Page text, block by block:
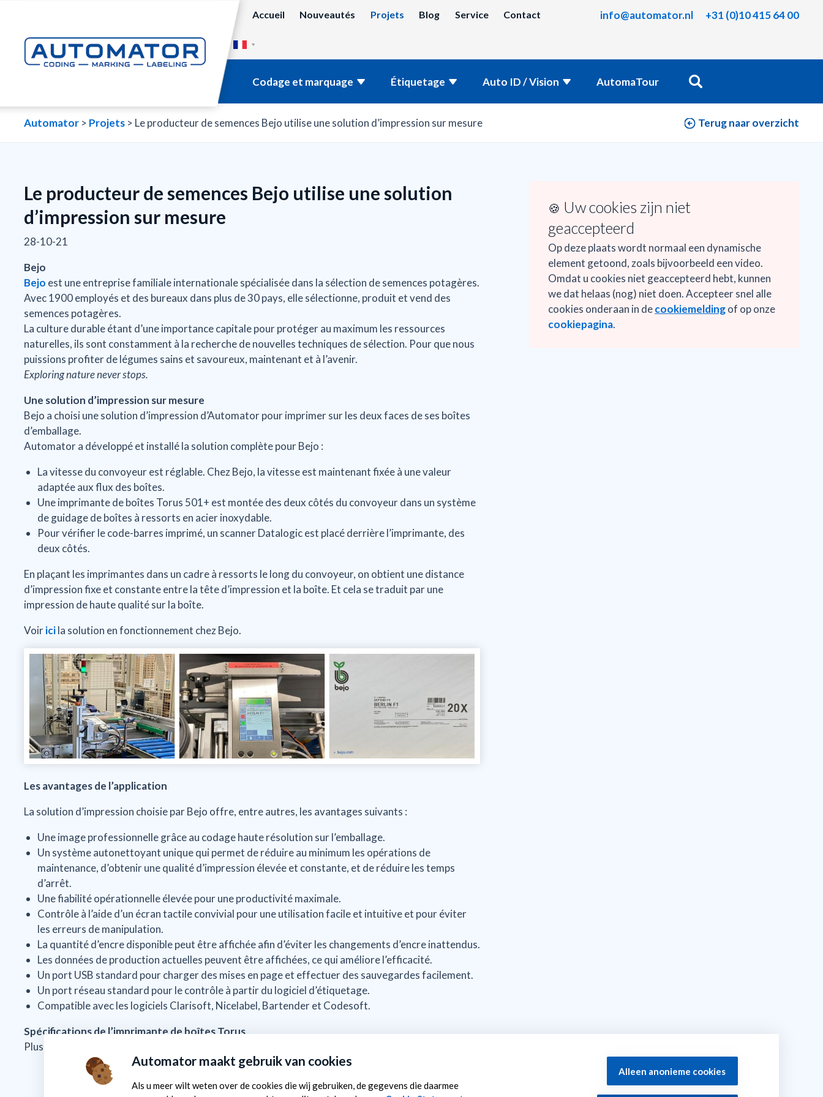
Automator maakt gebruik van cookies
Als u meer wilt weten over de cookies die wij gebruiken, de gegevens die daarmee
Alleen anonieme cookies
Accueil Nouveautés Projets Blog Service Contact info@automator.nl +31 (0)10 415 64 00
Codage et marquage Étiquetage Auto ID / Vision AutomaTour
Automator > Projets > Le producteur de semences Bejo utilise une solution d’impression sur mesure Terug naar overzicht
🍪 Uw cookies zijn niet
geaccepteerd
Op deze plaats wordt normaal een dynamische
element getoond, zoals bijvoorbeeld een video.
Omdat u cookies niet geaccepteerd hebt, kunnen
we dat helaas (nog) niet doen. Accepteer snel alle
cookies onderaan in decookiemeldingof op onze
cookiepagina.
Le producteur de semences Bejo utilise une solution
d’impression sur mesure
28-10-21
Bejo
Bejo est une entreprise familiale internationale spécialisée dans la sélection de semences potagères.
Avec 1900 employés et des bureaux dans plus de 30 pays, elle sélectionne, produit et vend des
semences potagères.
La culture durable étant d’une importance capitale pour protéger au maximum les ressources
naturelles, ils sont constamment à la recherche de nouvelles techniques de sélection. Pour que nous
puissions profiter de légumes sains et savoureux, maintenant et à l’avenir.
Exploring nature never stops.
Une solution d’impression sur mesure
Bejo a choisi une solution d’impression d’Automator pour imprimer sur les deux faces de ses boîtes
d’emballage.
Automator a développé et installé la solution complète pour Bejo :
La vitesse du convoyeur est réglable. Chez Bejo, la vitesse est maintenant fixée à une valeur
adaptée aux flux des boîtes.
Une imprimante de boîtes Torus 501+ est montée des deux côtés du convoyeur dans un système
de guidage de boîtes à ressorts en acier inoxydable.
Pour vérifier le code-barres imprimé, un scanner Datalogic est placé derrière l’imprimante, des
deux côtés.
En plaçant les imprimantes dans un cadre à ressorts le long du convoyeur, on obtient une distance
d’impression fixe et constante entre la tête d’impression et la boîte. Et cela se traduit par une
impression de haute qualité sur la boîte.
Voiricila solution en fonctionnement chez Bejo.
Les avantages de l’application
La solution d’impression choisie par Bejo offre, entre autres, les avantages suivants :
Une image professionnelle grâce au codage haute résolution sur l’emballage.
Un système autonettoyant unique qui permet de réduire au minimum les opérations de
maintenance, d’obtenir une qualité d’impression élevée et constante, et de réduire les temps
d’arrêt.
Une fiabilité opérationnelle élevée pour une productivité maximale.
Contrôle à l’aide d’un écran tactile convivial pour une utilisation facile et intuitive et pour éviter
les erreurs de manipulation.
La quantité d’encre disponible peut être affichée afin d’éviter les changements d’encre inattendus.
Les données de production actuelles peuvent être affichées, ce qui améliore l’efficacité.
Un port USB standard pour charger des mises en page et effectuer des sauvegardes facilement.
Un port réseau standard pour le contrôle à partir du logiciel d’étiquetage.
Compatible avec les logiciels Clarisoft, Nicelabel, Bartender et Codesoft.
Spécifications de l’imprimante de boîtes Torus
Plus d’informations sur l’imprimante sont reprises dans